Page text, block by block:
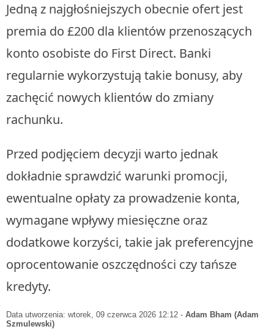
Jedną z najgłośniejszych obecnie ofert jest
premia do £200 dla klientów przenoszących
konto osobiste do First Direct. Banki
regularnie wykorzystują takie bonusy, aby
zachęcić nowych klientów do zmiany
rachunku.
Przed podjęciem decyzji warto jednak
dokładnie sprawdzić warunki promocji,
ewentualne opłaty za prowadzenie konta,
wymagane wpływy miesięczne oraz
dodatkowe korzyści, takie jak preferencyjne
oprocentowanie oszczędności czy tańsze
kredyty.
Data utworzenia: wtorek, 09 czerwca 2026 12:12 - Adam Bham (Adam
Szmulewski)